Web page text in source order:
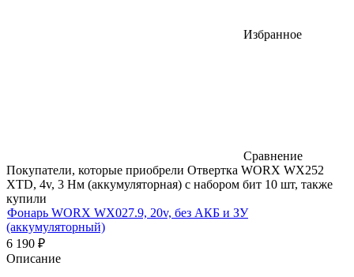
Избранное
Сравнение
Покупатели, которые приобрели Отвертка WORX WX252
XTD, 4v, 3 Нм (аккумуляторная) с набором бит 10 шт, также
купили
Фонарь WORX WX027.9, 20v, без АКБ и ЗУ
(аккумуляторный)
6 190 ₽
Описание